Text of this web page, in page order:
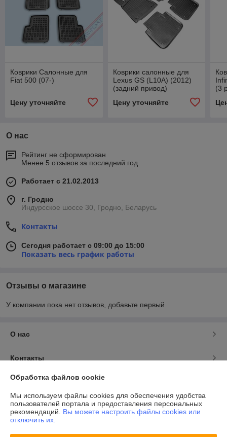
Коврики Салонные для
Fiat 500 (07-)
Цену уточняйте
Коврики салонные для
Lexus GS (L10A) (2012)
(задний привод)
Цену уточняйте
(3
О нас
Рейтинг не сформирован
Менее 5 отзывов за последний год
Работает с 21.02.2013
г. Гродно
Индурсское шоссе 30, Гродно, Беларусь
Контакты
Сегодня работает с 09:00 до 15:00
Показать весь график работы
Отзывы о магазине
У компании пока нет отзывов, добавьте первый
О нас
Контакты
Доставка и оплата
График работы
Обработка файлов cookie
Мы используем файлы cookies для обеспечения удобства
пользователей портала и предоставления персональных
рекомендаций. Вы можете настроить файлы cookies или
отключить их.